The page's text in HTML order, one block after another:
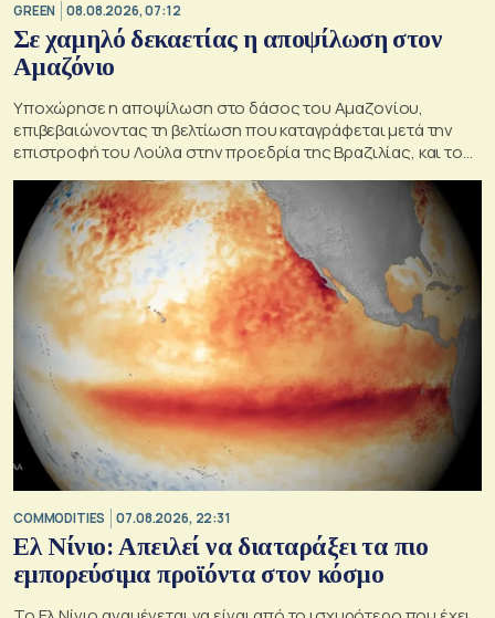
GREEN 08.08.2026, 07:12
Σε χαμηλό δεκαετίας η αποψίλωση στον
Αμαζόνιο
Υποχώρησε η αποψίλωση στο δάσος του Αμαζονίου,
επιβεβαιώνοντας τη βελτίωση που καταγράφεται μετά την
επιστροφή του Λούλα στην προεδρία της Βραζιλίας, και του
στόχου του να την εξαλείψει έως το 2030.
COMMODITIES 07.08.2026, 22:31
Ελ Νίνιο: Απειλεί να διαταράξει τα πιο
εμπορεύσιμα προϊόντα στον κόσμο